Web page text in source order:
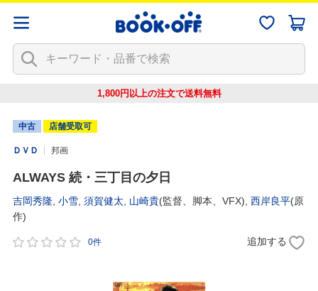
1,800円以上の注文で送料無料
中古 店舗受取可
ＤＶＤ 邦画
ALWAYS 続・三丁目の夕日
吉岡秀隆 小雪 須賀健太 山崎貴(監督、脚本、VFX), 西岸良平(原
作)
0件 追加する